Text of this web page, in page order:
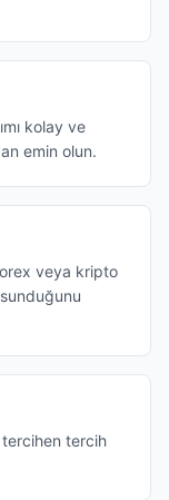
kolay ve
emin olun.
veya kripto
tercihen tercih